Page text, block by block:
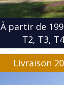
À partir de
T2 T3 T4
Livraison